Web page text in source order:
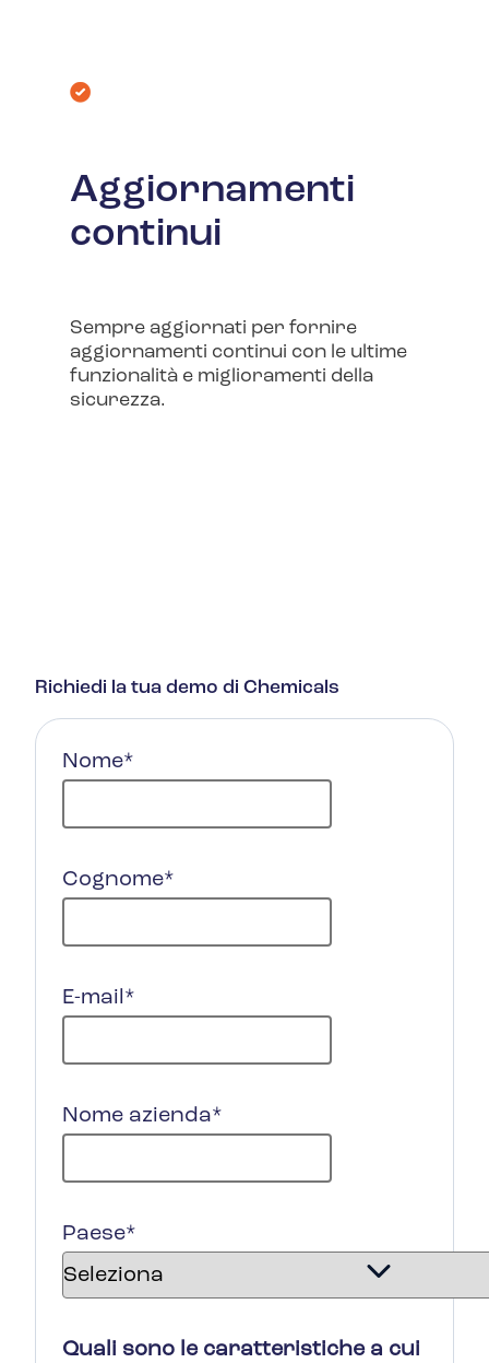
Aggiornamenti
continui
Sempre aggiornati per fornire
aggiornamenti continui con le ultime
funzionalità e miglioramenti della
sicurezza.
Richiedi la tua demo di Chemicals
Nome*
Cognome*
E-mail*
Nome azienda*
Paese*
Quali sono le caratteristiche a cui